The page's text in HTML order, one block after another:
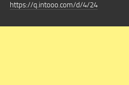
https://q.intooo.com/d/4/24